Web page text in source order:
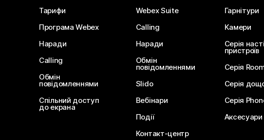
Тарифи
Програма Webex
Наради
Calling
Обмін
повідомленнями
Спільний доступ
до екрана
Webex Suite
Calling
Наради
Обмін
повідомленнями
Slido
Вебінари
Події
Контакт-центр
Гарнітури
Камери
Серія
пристроїв
Серія
Серія
Серія
Аксесуари